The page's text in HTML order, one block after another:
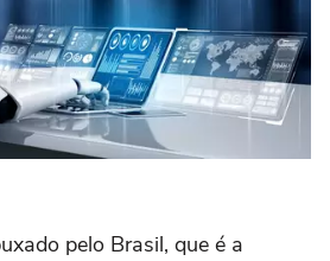
pelo Brasil, que é a